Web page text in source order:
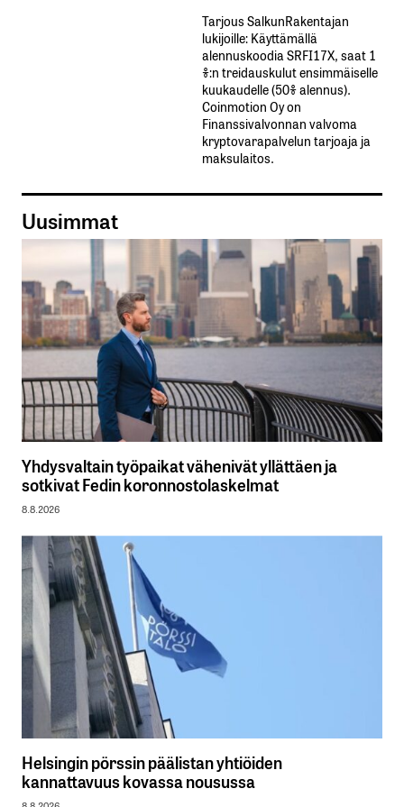
Tarjous SalkunRakentajan
lukijoille: Käyttämällä​ ​
alennuskoodia​ ​SRFI17X,​ ​saat​ ​1
%:n treidauskulut​ ​ensimmäiselle​ ​
kuukaudelle​ ​(50%​ ​alennus).
Coinmotion Oy on
Finanssivalvonnan valvoma
kryptovarapalvelun tarjoaja ja
maksulaitos.
Uusimmat
Yhdysvaltain työpaikat vähenivät yllättäen ja
sotkivat Fedin koronnostolaskelmat
8.8.2026
Helsingin pörssin päälistan yhtiöiden
kannattavuus kovassa nousussa